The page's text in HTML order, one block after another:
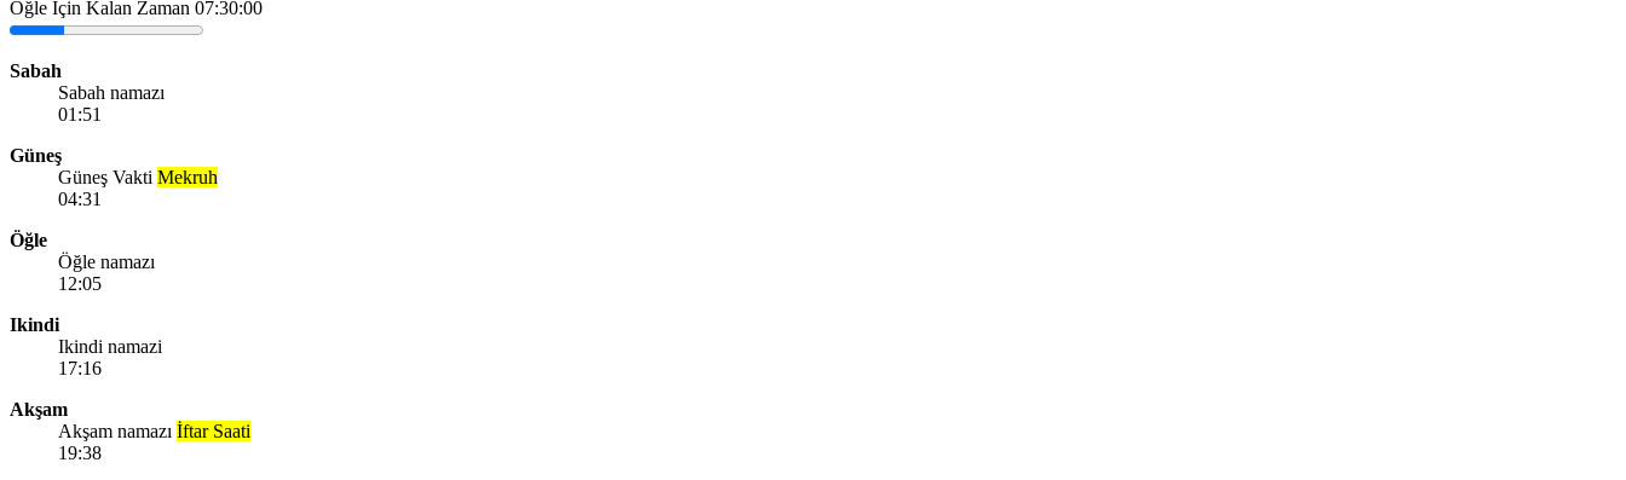
Öğle İçin Kalan Zaman 07:30:00
Sabah
Sabah namazı
01:51
Güneş
Güneş Vakti Mekruh
04:31
Öğle
Öğle namazı
12:05
Ikindi
Ikindi namazi
17:16
Akşam
Akşam namazı İftar Saati
19:38